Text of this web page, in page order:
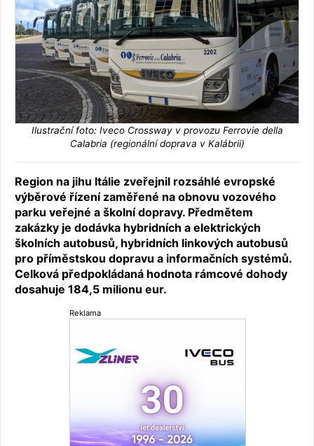
Ilustrační foto: Iveco Crossway v provozu Ferrovie della
Calabria (regionální doprava v Kalábrii)
Region na jihu Itálie zveřejnil rozsáhlé evropské
výběrové řízení zaměřené na obnovu vozového
parku veřejné a školní dopravy. Předmětem
zakázky je dodávka hybridních a elektrických
školních autobusů, hybridních linkových autobusů
pro příměstskou dopravu a informačních systémů.
Celková předpokládaná hodnota rámcové dohody
dosahuje 184,5 milionu eur.
Reklama